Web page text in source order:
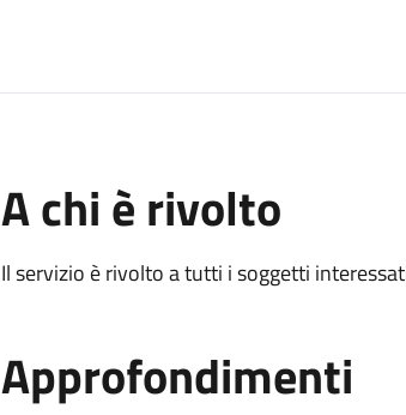
A chi è rivolto
Il servizio è rivolto a tutti i soggetti
Approfondimenti